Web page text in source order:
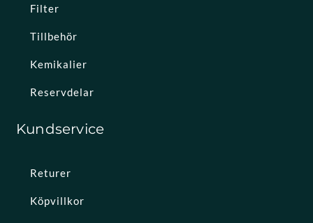
Filter
Tillbehör
Kemikalier
Reservdelar
Kundservice
Returer
Köpvillkor